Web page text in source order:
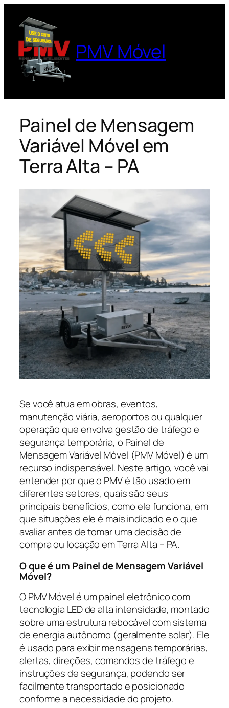
para
conteúdo
PMV Móvel
Painel de Mensagem
Variável Móvel em
Terra Alta – PA
Se você atua em obras, eventos,
manutenção viária, aeroportos ou qualquer
operação que envolva gestão de tráfego e
segurança temporária, o Painel de
Mensagem Variável Móvel (PMV Móvel) é um
recurso indispensável. Neste artigo, você vai
entender por que o PMV é tão usado em
diferentes setores, quais são seus
principais benefícios, como ele funciona, em
que situações ele é mais indicado e o que
avaliar antes de tomar uma decisão de
compra ou locação em Terra Alta – PA.
O que é um Painel de Mensagem Variável
Móvel?
O PMV Móvel é um painel eletrônico com
tecnologia LED de alta intensidade, montado
sobre uma estrutura rebocável com sistema
de energia autônomo (geralmente solar). Ele
é usado para exibir mensagens temporárias,
alertas, direções, comandos de tráfego e
instruções de segurança, podendo ser
facilmente transportado e posicionado
conforme a necessidade do projeto.